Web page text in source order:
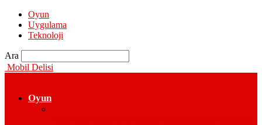
Oyun
Uygulama
Teknoloji
Ara
Mobil Delisi
Oyun